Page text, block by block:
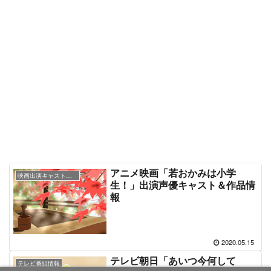
アニメ映画「若おかみは小学
生！」出演声優キャスト＆作品情
報
2020.05.15
テレビ番組情報
テレビ朝日「あいつ今何して